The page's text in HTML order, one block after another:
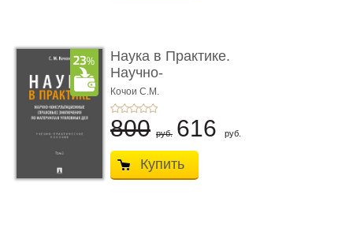
Наука в Практике.
Научно-
консультационные (пра
...
Кочои С.М.
800 руб. 616 руб.
Купить